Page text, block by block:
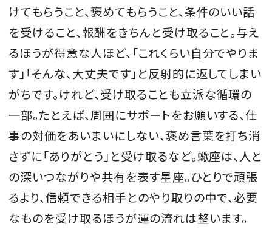
けてもらうこと、褒めてもらうこと、条件のいい話
を受けること、報酬をきちんと受け取ること。与え
るほうが得意な人ほど、「これくらい自分でやりま
す」「そんな、大丈夫です」と反射的に返してしまい
がちです。けれど、受け取ることも立派な循環の
一部。たとえば、周囲にサポートをお願いする、仕
事の対価をあいまいにしない、褒め言葉を打ち消
さずに「ありがとう」と受け取るなど。蠍座は、人と
の深いつながりや共有を表す星座。ひとりで頑張
るより、信頼できる相手とのやり取りの中で、必要
なものを受け取るほうが運の流れは整います。